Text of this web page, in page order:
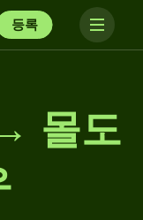
등록
몰도